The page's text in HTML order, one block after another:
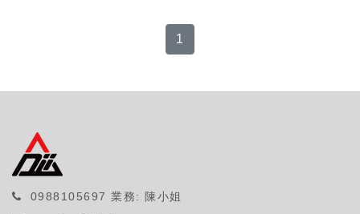
1
0988105697 業務: 陳小姐